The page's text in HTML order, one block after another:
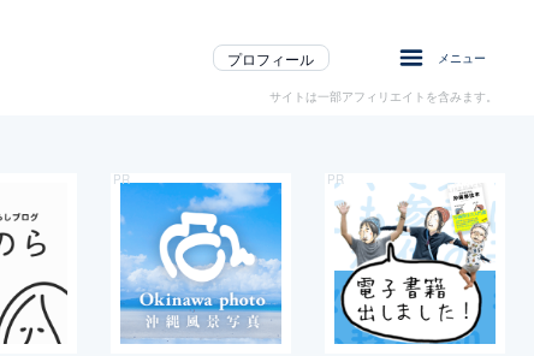
プロフィール メニュー
サイトは一部アフィリエイトを含みます。